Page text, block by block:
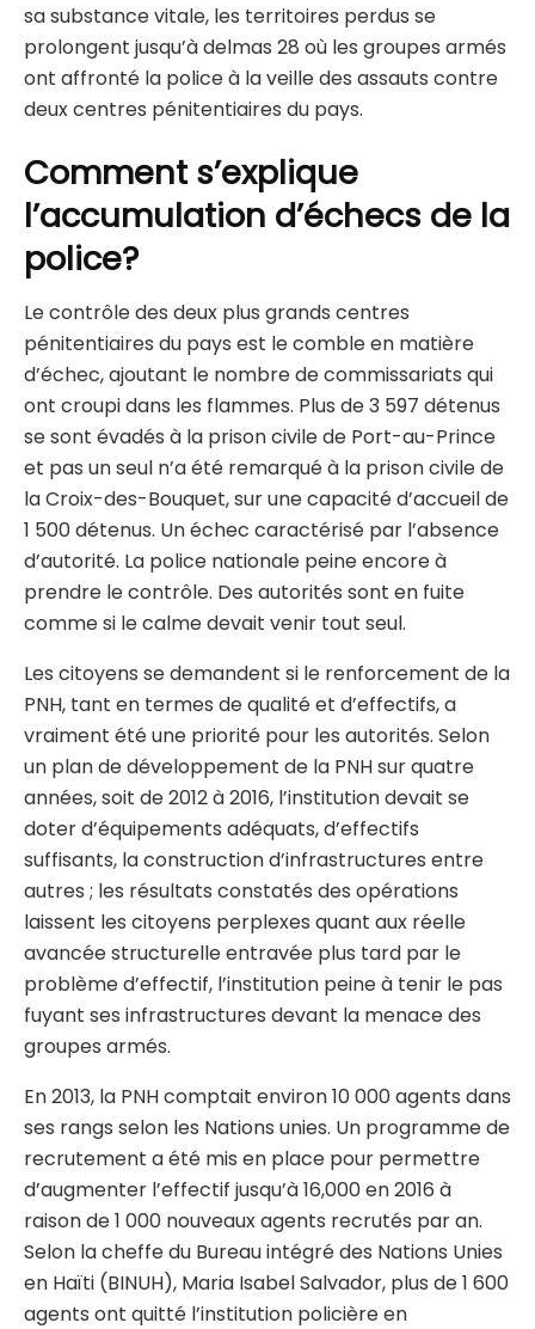
sa substance vitale, les territoires perdus se
prolongent jusqu’à delmas 28 où les groupes armés
ont affronté la police à la veille des assauts contre
deux centres pénitentiaires du pays.
Comment s’explique
l’accumulation d’échecs de la
police?
Le contrôle des deux plus grands centres
pénitentiaires du pays est le comble en matière
d’échec, ajoutant le nombre de commissariats qui
ont croupi dans les flammes. Plus de 3 597 détenus
se sont évadés à la prison civile de Port-au-Prince
et pas un seul n’a été remarqué à la prison civile de
la Croix-des-Bouquet, sur une capacité d’accueil de
1 500 détenus. Un échec caractérisé par l’absence
d’autorité. La police nationale peine encore à
prendre le contrôle. Des autorités sont en fuite
comme si le calme devait venir tout seul.
Les citoyens se demandent si le renforcement de la
PNH, tant en termes de qualité et d’effectifs, a
vraiment été une priorité pour les autorités. Selon
un plan de développement de la PNH sur quatre
années, soit de 2012 à 2016, l’institution devait se
doter d’équipements adéquats, d’effectifs
suffisants, la construction d’infrastructures entre
autres ; les résultats constatés des opérations
laissent les citoyens perplexes quant aux réelle
avancée structurelle entravée plus tard par le
problème d’effectif, l’institution peine à tenir le pas
fuyant ses infrastructures devant la menace des
groupes armés.
En 2013, la PNH comptait environ 10 000 agents dans
ses rangs selon les Nations unies. Un programme de
recrutement a été mis en place pour permettre
d’augmenter l’effectif jusqu’à 16,000 en 2016 à
raison de 1 000 nouveaux agents recrutés par an.
Selon la cheffe du Bureau intégré des Nations Unies
en Haïti (BINUH), Maria Isabel Salvador, plus de 1 600
agents ont quitté l’institution policière en